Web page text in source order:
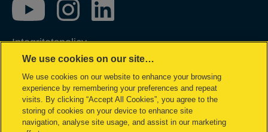
Integritetspolicy
Garantivillkor
Cookiepolicy
Impressum
Hantera mina uppgifter
We use cookies on our site…
We use cookies on our website to enhance your browsing
experience by remembering your preferences and repeat
visits. By clicking “Accept All Cookies”, you agree to the
storing of cookies on your device to enhance site
navigation, analyse site usage, and assist in our marketing